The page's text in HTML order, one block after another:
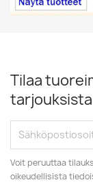
Tilaa
Voit peruuttaa
oikeudellisista